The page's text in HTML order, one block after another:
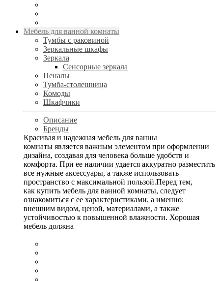
Мебель для ванной комнаты
Тумбы с раковиной
Зеркальные шкафы
Зеркала
Сенсорные зеркала
Пеналы
Тумба-столешница
Комоды
Шкафчики
Описание
Бренды
Красивая и надежная мебель для ванны
комнаты является важным элементом при оформлении
дизайна, создавая для человека больше удобств и
комфорта. При ее наличии удается аккуратно разместить
все нужные аксессуары, а также использовать
пространство с максимальной пользой.Перед тем,
как купить мебель для ванной комнаты, следует
ознакомиться с ее характеристиками, а именно:
внешним видом, ценой, материалами, а также
устойчивостью к повышенной влажности. Хорошая
мебель должна